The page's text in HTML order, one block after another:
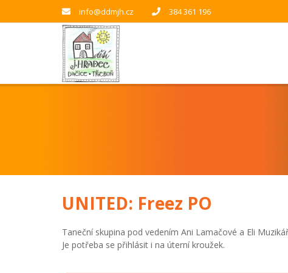
info@ddmjh.cz 384 361 196
UNITED: Freez PO
Taneční skupina pod vedením Ani Lamačové a Eli
Je potřeba se přihlásit i na úterní kroužek.